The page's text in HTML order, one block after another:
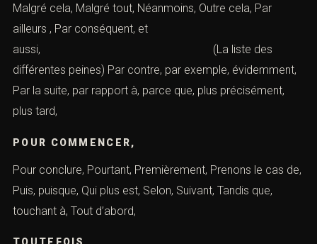
Malgré cela, Malgré tout, Néanmoins, Outre cela, Par
ailleurs , Par conséquent, et
aussi, (La liste des
différentes peines) Par contre, par exemple, évidemment,
Par la suite, par rapport à, parce que, plus précisément,
plus tard,
POUR COMMENCER,
Pour conclure, Pourtant, Premièrement, Prenons le cas de,
Puis, puisque, Qui plus est, Selon, Suivant, Tandis que,
touchant à, Tout d’abord,